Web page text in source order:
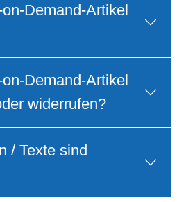
widerrufen?
/ Texte sind